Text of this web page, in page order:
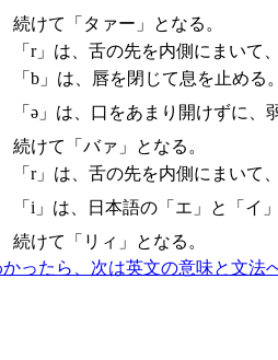
続けて「タァー」となる。
「r」は、舌の先を内側にまいて
「b」は、唇を閉じて息を止め
「ə」は、口をあまり開けずに、
続けて「バァ」となる。
「r」は、舌の先を内側にまいて
「i」は、日本語の「エ」と「イ
続けて「リィ」となる。
ったら、次は英文の意味と文法